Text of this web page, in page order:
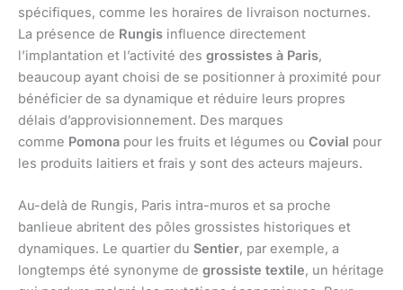
spécifiques, comme les horaires de livraison nocturnes.
La présence de Rungis influence directement
l’implantation et l’activité des grossistes à Paris,
beaucoup ayant choisi de se positionner à proximité pour
bénéficier de sa dynamique et réduire leurs propres
délais d’approvisionnement. Des marques
comme Pomona pour les fruits et légumes ou Covial pour
les produits laitiers et frais y sont des acteurs majeurs.
Au-delà de Rungis, Paris intra-muros et sa proche
banlieue abritent des pôles grossistes historiques et
dynamiques. Le quartier du Sentier, par exemple, a
longtemps été synonyme de grossiste textile, un héritage